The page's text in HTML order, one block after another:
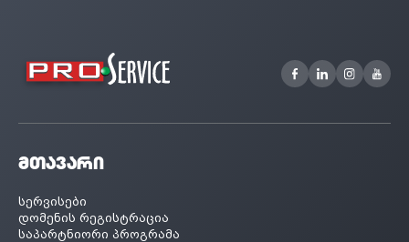
მთავარი
სერვისები
დომენის რეგისტრაცია
საპარტნიორი პროგრამა